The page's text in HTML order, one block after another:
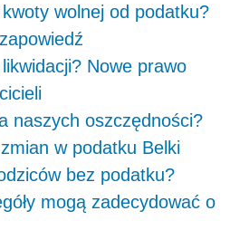
wolnej od podatku?
Nowe prawo
naszych oszczędności?
w podatku Belki
bez podatku?
mogą zadecydować o